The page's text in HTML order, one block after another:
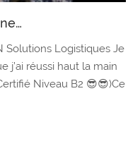
Solutions Logistiques Je
j’ai réussi haut la main
Niveau B2 😎😎)Ce